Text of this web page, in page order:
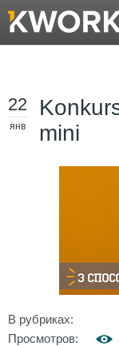
22
янв
mini
В рубриках:
Просмотров: